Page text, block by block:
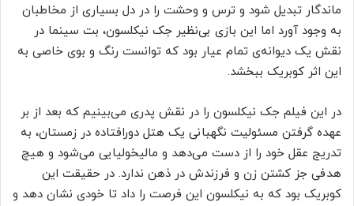
ماندگار تبدیل شود و ترس و وحشت را در دل بسیاری از مخاطبان
به وجود آورد اما این بازی بی‌نظیر جک نیکلسون، بت سینما در
نقش یک دیوانه‌ی تمام عیار بود که توانست رنگ و بوی خاصی به
این اثر کوبریک ببخشد.
در این فیلم جک نیکلسون را در نقش پدری می‌بینیم که بعد از بر
عهده گرفتن مسئولیت نگهبانی یک هتل دورافتاده در زمستان، به
تدریج عقل خود را از دست می‌دهد و مالیخولیایی می‌شود و هیچ
هدفی جز کشتن زن و فرزندش در ذهن ندارد. در حقیقت این
کوبریک بود که به نیکلسون این فرصت را داد تا خودی نشان دهد و